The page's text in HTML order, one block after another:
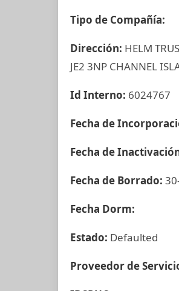
Tipo de Compañía:
Dirección: HELM
JE2 3NP CHANNEL
Id Interno: 6024767
Fecha de
Fecha de
Fecha de Borrado:
Fecha Dorm:
Estado: Defaulted
Proveedor de